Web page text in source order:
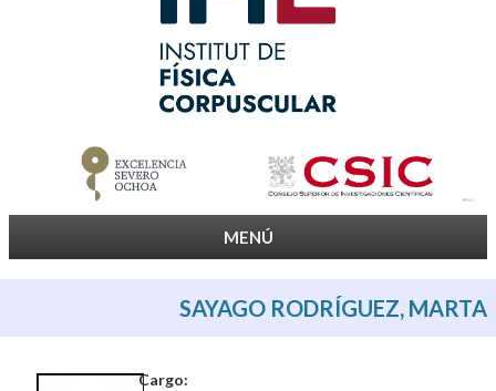
MENÚ
SAYAGO RODRÍGUEZ, MARTA
Cargo: